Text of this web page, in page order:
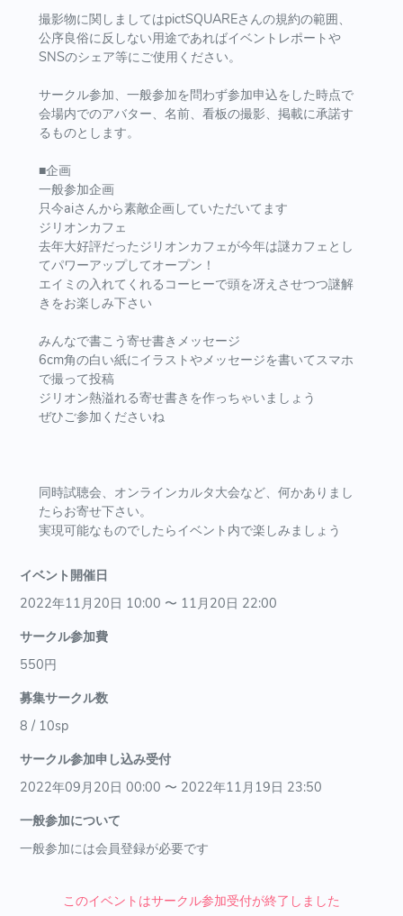
撮影物に関しましてはpictSQUAREさんの規約の範囲、
公序良俗に反しない用途であればイベントレポートや
SNSのシェア等にご使用ください。
サークル参加、一般参加を問わず参加申込をした時点で
会場内でのアバター、名前、看板の撮影、掲載に承諾す
るものとします。
■企画
一般参加企画
只今aiさんから素敵企画していただいてます
ジリオンカフェ
去年大好評だったジリオンカフェが今年は謎カフェとし
てパワーアップしてオープン！
エイミの入れてくれるコーヒーで頭を冴えさせつつ謎解
きをお楽しみ下さい
みんなで書こう寄せ書きメッセージ
6cm角の白い紙にイラストやメッセージを書いてスマホ
で撮って投稿
ジリオン熱溢れる寄せ書きを作っちゃいましょう
ぜひご参加くださいね
同時試聴会、オンラインカルタ大会など、何かありまし
たらお寄せ下さい。
実現可能なものでしたらイベント内で楽しみましょう
イベント開催日
2022年11月20日 10:00 〜 11月20日 22:00
サークル参加費
550円
募集サークル数
8 / 10sp
サークル参加申し込み受付
2022年09月20日 00:00 〜 2022年11月19日 23:50
一般参加について
一般参加には会員登録が必要です
このイベントはサークル参加受付が終了しました